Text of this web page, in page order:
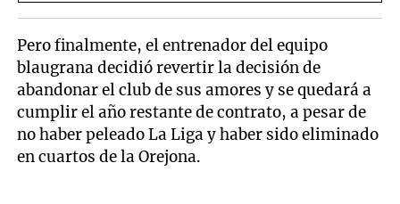
Pero finalmente, el entrenador del equipo
blaugrana decidió revertir la decisión de
abandonar el club de sus amores y se quedará a
cumplir el año restante de contrato, a pesar de
no haber peleado La Liga y haber sido eliminado
en cuartos de la Orejona.